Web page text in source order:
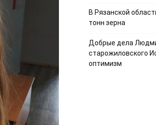
В Рязанской
тонн зерна
Добрые дела
старожиловского
оптимизм